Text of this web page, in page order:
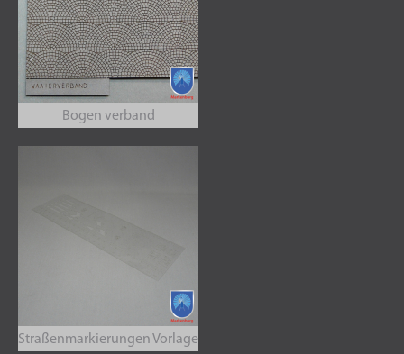
Bogen verband
Straßenmarkierungen Vorlage